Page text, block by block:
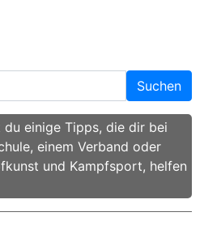
Suchen
einige Tipps, die dir bei
einem Verband oder
und Kampfsport, helfen